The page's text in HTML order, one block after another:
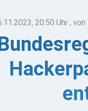
20:50 Uhr , von